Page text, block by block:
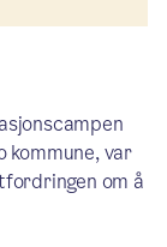
var
om å